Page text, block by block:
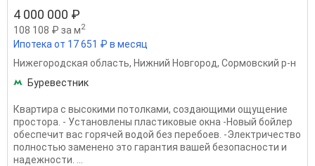
4 000 000 ₽
108 108 ₽ за м2
Ипотека от 17 651 ₽ в месяц
Нижегородская область, Нижний Новгород, Сормовский р-н
Буревестник
Квартира с высокими потолками, создающими ощущение
простора. - Установлены пластиковые окна -Новый бойлер
обеспечит вас горячей водой без перебоев. -Электричество
полностью заменено это гарантия вашей безопасности и
надежности. ...